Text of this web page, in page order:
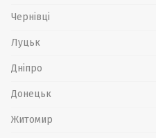
Чернівці
Луцьк
Дніпро
Донецьк
Житомир